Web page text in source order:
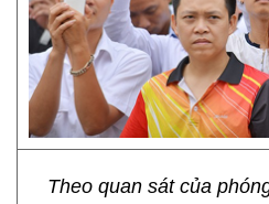
Theo quan sát của